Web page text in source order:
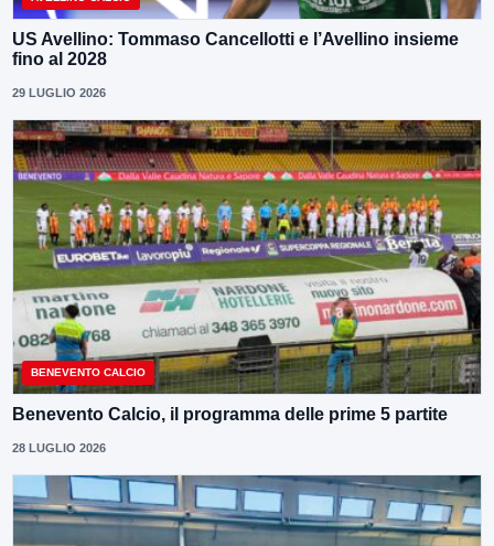
US Avellino: Tommaso Cancellotti e l’Avellino insieme
fino al 2028
29 LUGLIO 2026
BENEVENTO CALCIO
Benevento Calcio, il programma delle prime 5 partite
28 LUGLIO 2026